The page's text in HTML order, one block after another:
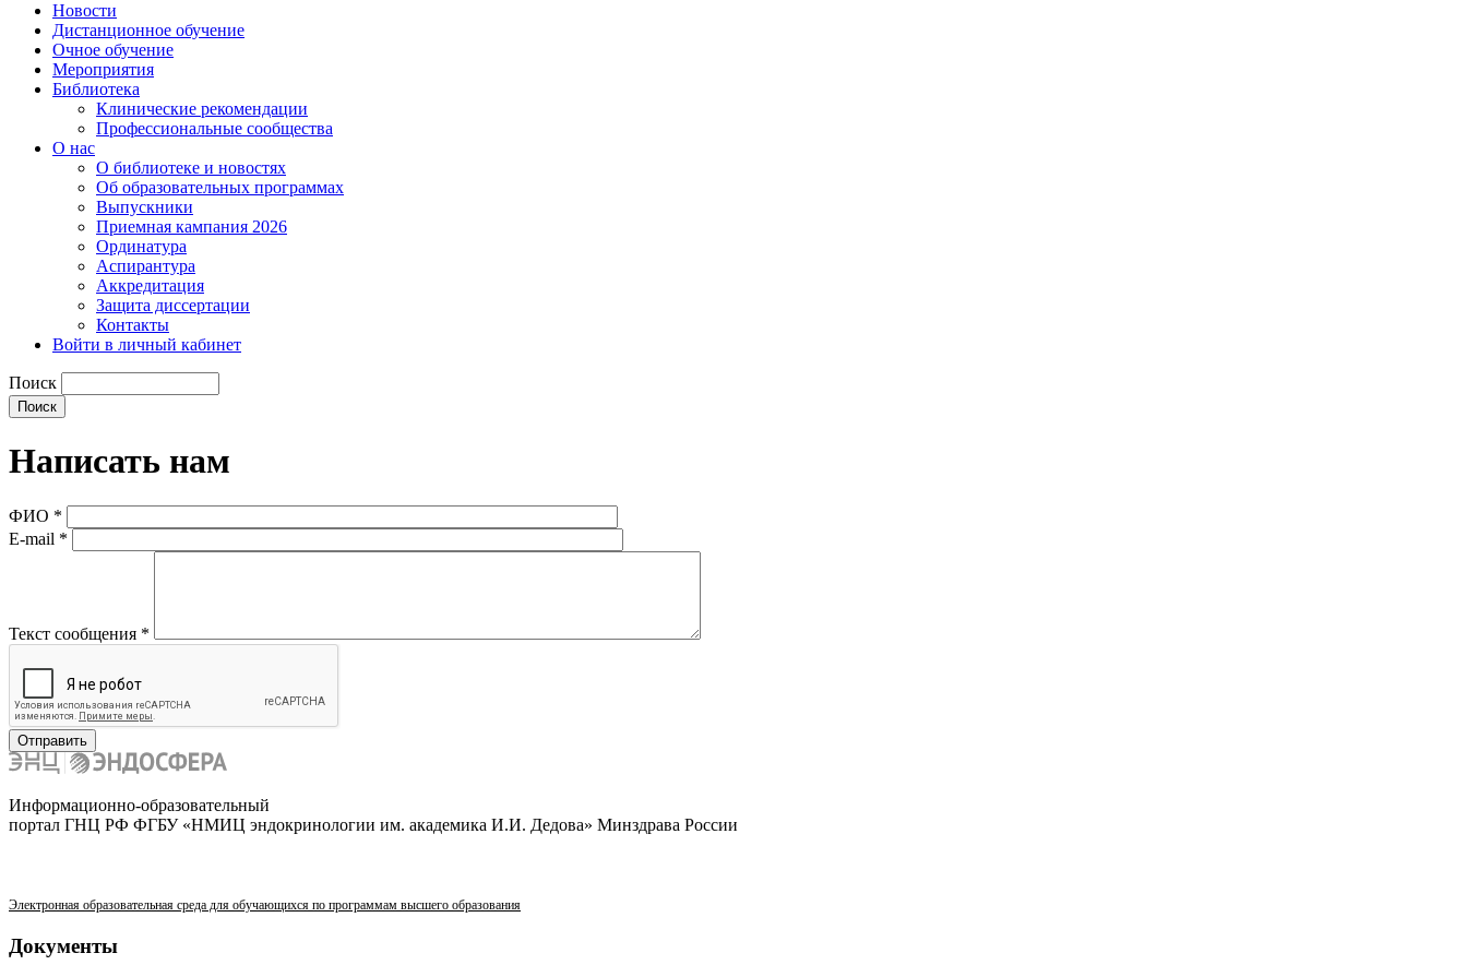
Новости
Дистанционное обучение
Очное обучение
Мероприятия
Библиотека
Клинические рекомендации
Профессиональные сообщества
О нас
О библиотеке и новостях
Об образовательных программах
Выпускники
Приемная кампания 2026
Ординатура
Аспирантура
Аккредитация
Защита диссертации
Контакты
Войти в личный кабинет
Поиск
Написать нам
ФИО *
E-mail *
Текст сообщения *
Информационно-образовательный
портал ГНЦ РФ ФГБУ «НМИЦ эндокринологии им. академика И.И. Дедова» Минздрава России
Электронная образовательная среда для обучающихся по программам высшего образования
Документы